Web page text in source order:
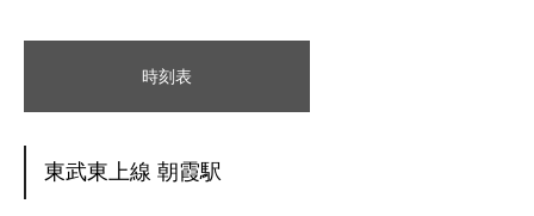
時刻表
東武東上線 朝霞駅